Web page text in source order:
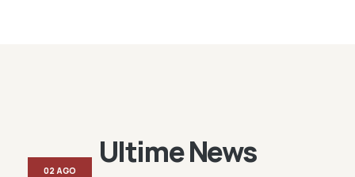
Ultime News
02 AGO